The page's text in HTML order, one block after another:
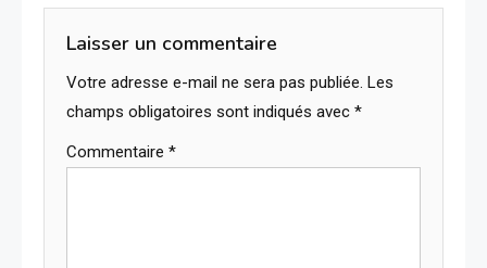
Laisser un commentaire
Votre adresse e-mail ne sera pas publiée. Les
champs obligatoires sont indiqués avec *
Commentaire *